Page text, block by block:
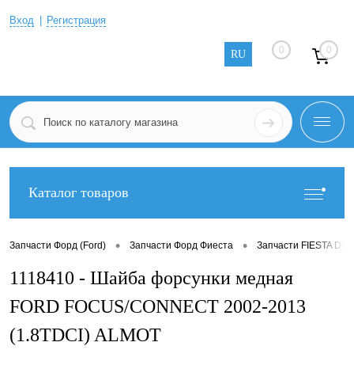
Вход Регистрация
RU 0 0
Каталог товаров
Запчасти Форд (Ford) • Запчасти Форд Фиеста • Запчасти FIESTA DX
1118410 - Шайба форсунки медная
FORD FOCUS/CONNECT 2002-2013
(1.8TDCI) ALMOT